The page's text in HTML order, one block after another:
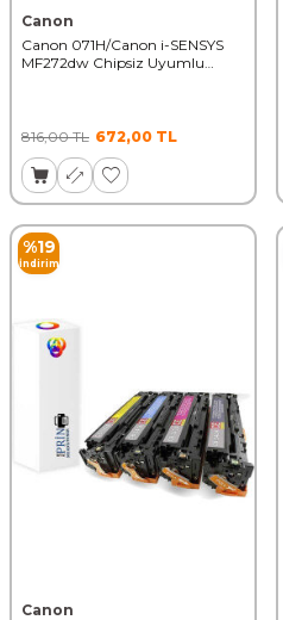
Canon
Canon 071H/Canon i-SENSYS
MF272dw Chipsiz Uyumlu
816,00TL 672,00 TL
%19
İndirim
Canon